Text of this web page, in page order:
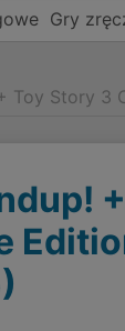
Gry
Toy Story 3
+